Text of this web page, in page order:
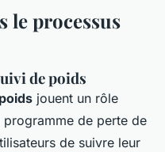
le processus
de poids
jouent un rôle
programme de perte de
de suivre leur